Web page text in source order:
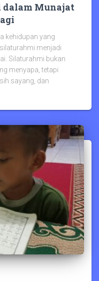
Munajat
kehidupan yang
menjadi
Silaturahmi bukan
menyapa, tetapi
sayang, dan